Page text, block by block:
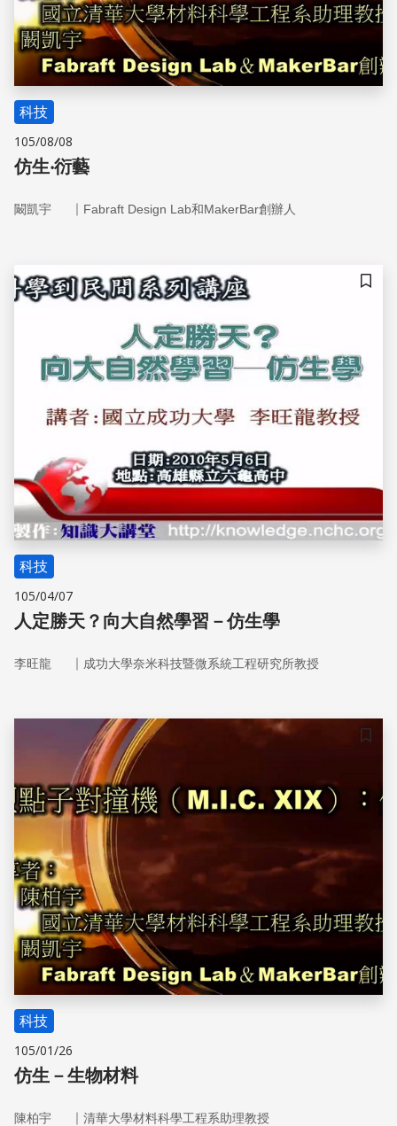
科技
105/08/08
仿生‧衍藝
闞凱宇 ｜ Fabraft Design Lab和MakerBar創辦人
儲存
科技
105/04/07
人定勝天？向大自然學習－仿生學
李旺龍 ｜ 成功大學奈米科技暨微系統工程研究所教授
儲存
科技
105/01/26
仿生－生物材料
陳柏宇 ｜ 清華大學材料科學工程系助理教授